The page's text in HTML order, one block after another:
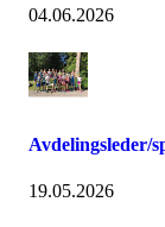
04.06.2026
Avdelingsleder/
19.05.2026